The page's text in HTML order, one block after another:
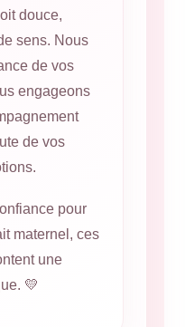
douce,
sens. Nous
de vos
engageons
de vos
pour
maternel, ces
une
💛